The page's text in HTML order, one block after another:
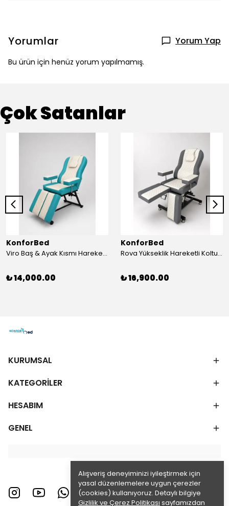
Alışveriş deneyiminizi iyileştirmek için
yasal düzenlemelere uygun çerezler
(cookies) kullanıyoruz. Detaylı bilgiye
Gizlilik ve Çerez Politikası sayfamızdan
Yorumlar Yorum Yap
Bu ürün için henüz yorum yapılmamış.
Çok Satanlar
KonforBed
Viro Baş & Ayak Kısmı Hareketli Koltuk Çift Bacaklı
₺ 14,000.00
KonforBed
Rova Yükseklik Hareketli Koltuk (Hidrolik) Beyaz-Gri
₺ 16,900.00
KURUMSAL
KATEGORİLER
HESABIM
GENEL